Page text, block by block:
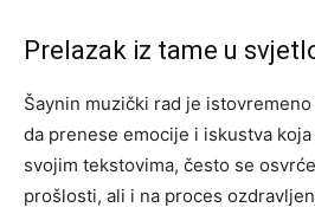
Prelazak iz tame u
Šaynin muzički rad je
da prenese emocije i iskustva
svojim tekstovima, često se
prošlosti, ali i na proces